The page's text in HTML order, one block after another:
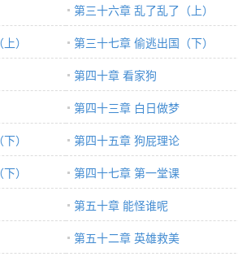
第三十六章 乱了乱了（上）
）
第三十七章 偷逃出国（下）
第四十章 看家狗
第四十三章 白日做梦
）
第四十五章 狗屁理论
）
第四十七章 第一堂课
第五十章 能怪谁呢
第五十二章 英雄救美